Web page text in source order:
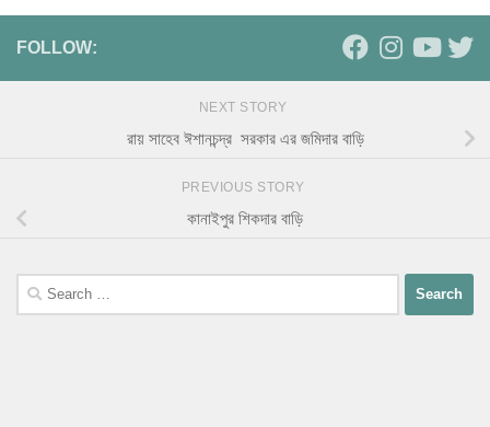
FOLLOW:
NEXT STORY
রায় সাহেব ঈশানচন্দ্র সরকার এর জমিদার বাড়ি
PREVIOUS STORY
কানাইপুর শিকদার বাড়ি